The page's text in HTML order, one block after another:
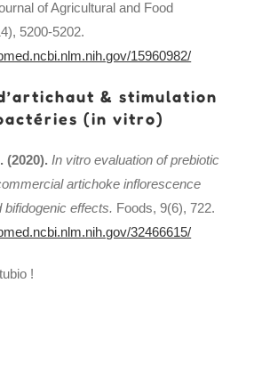
of Agricultural and Food
5200-5202.
15960982/
& stimulation
(in vitro)
(2020). In vitro evaluation of prebiotic
artichoke inflorescence
bifidogenic effects. Foods, 9(6), 722.
32466615/
!